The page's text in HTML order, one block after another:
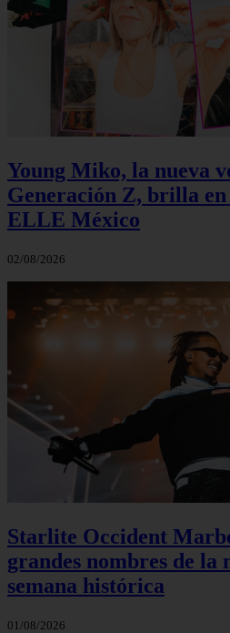
Young Miko, la nueva
Generación Z, brilla
ELLE México
02/08/2026
Starlite Occident
grandes nombres de la
semana histórica
01/08/2026